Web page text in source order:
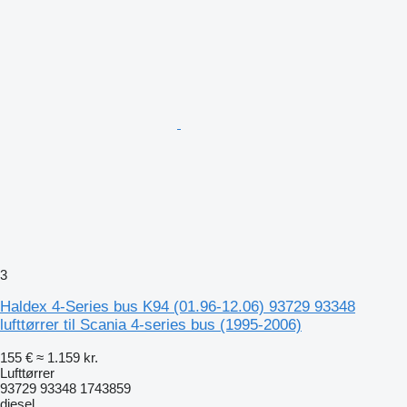
3
Haldex 4-Series bus K94 (01.96-12.06) 93729 93348
lufttørrer til Scania 4-series bus (1995-2006)
155 € ≈ 1.159 kr.
Lufttørrer
93729 93348 1743859
diesel